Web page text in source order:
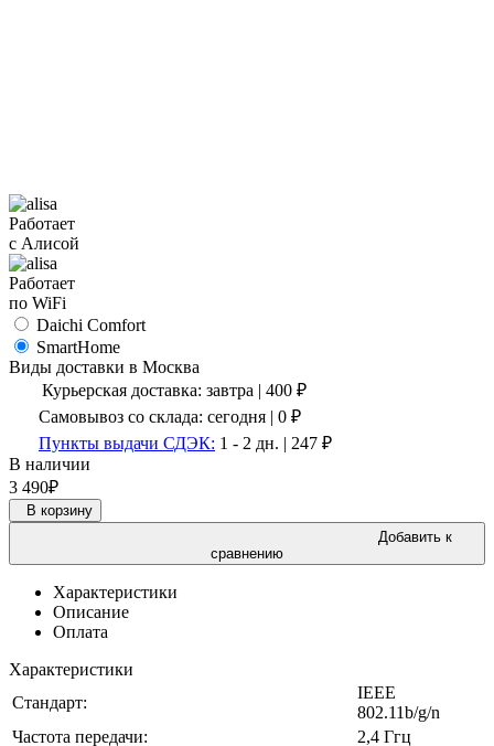
Работает
с Алисой
Работает
по WiFi
Daichi Comfort
SmartHome
Виды доставки в Москва
Курьерская доставка: завтра | 400 ₽
Самовывоз со склада: сегодня | 0 ₽
Пункты выдачи СДЭК: 1 - 2 дн. | 247 ₽
В наличии
3 490₽
В корзину
Добавить к
сравнению
Характеристики
Описание
Оплата
Характеристики
Стандарт:
IEEE
802.11b/g/n
Частота передачи:
2,4 Ггц